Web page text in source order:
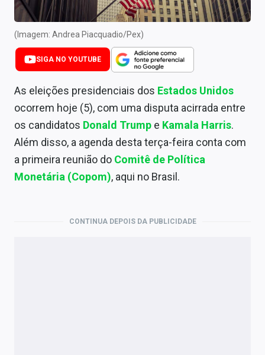
Central de Dividendos
Central de Fundos Imobiliários
Central dos IPOs
Renda Fixa
Finanças Pessoais
Mercados
Economia
(Imagem: Andrea Piacquadio/Pex)
SIGA NO YOUTUBE
As eleições presidenciais dos Estados Unidos
ocorrem hoje (5), com uma disputa acirrada entre
os candidatos Donald Trump e Kamala Harris.
Além disso, a agenda desta terça-feira conta com
a primeira reunião do Comitê de Política
Monetária (Copom), aqui no Brasil.
CONTINUA DEPOIS DA PUBLICIDADE